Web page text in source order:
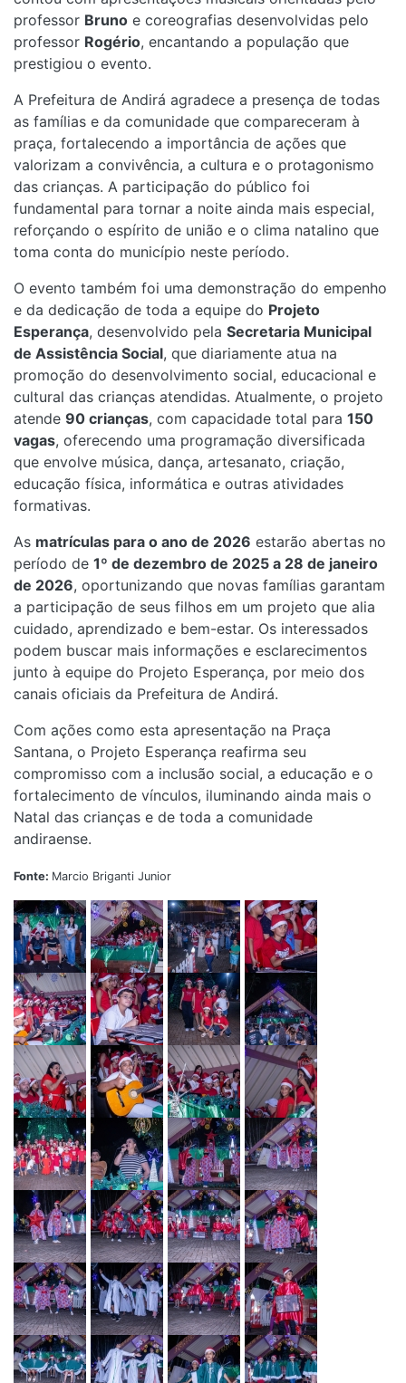
professor Bruno e coreografias desenvolvidas pelo
professor Rogério, encantando a população que
prestigiou o evento.
A Prefeitura de Andirá agradece a presença de todas
as famílias e da comunidade que compareceram à
praça, fortalecendo a importância de ações que
valorizam a convivência, a cultura e o protagonismo
das crianças. A participação do público foi
fundamental para tornar a noite ainda mais especial,
reforçando o espírito de união e o clima natalino que
toma conta do município neste período.
O evento também foi uma demonstração do empenho
e da dedicação de toda a equipe do Projeto
Esperança, desenvolvido pela Secretaria Municipal
de Assistência Social, que diariamente atua na
promoção do desenvolvimento social, educacional e
cultural das crianças atendidas. Atualmente, o projeto
atende 90 crianças, com capacidade total para 150
vagas, oferecendo uma programação diversificada
que envolve música, dança, artesanato, criação,
educação física, informática e outras atividades
formativas.
As matrículas para o ano de 2026 estarão abertas no
período de 1º de dezembro de 2025 a 28 de janeiro
de 2026, oportunizando que novas famílias garantam
a participação de seus filhos em um projeto que alia
cuidado, aprendizado e bem-estar. Os interessados
podem buscar mais informações e esclarecimentos
junto à equipe do Projeto Esperança, por meio dos
canais oficiais da Prefeitura de Andirá.
Com ações como esta apresentação na Praça
Santana, o Projeto Esperança reafirma seu
compromisso com a inclusão social, a educação e o
fortalecimento de vínculos, iluminando ainda mais o
Natal das crianças e de toda a comunidade
andiraense.
Fonte: Marcio Briganti Junior